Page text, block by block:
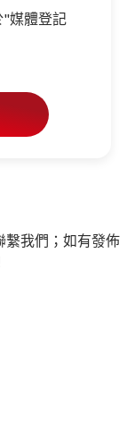
"媒體登記
繫我們；如有發佈